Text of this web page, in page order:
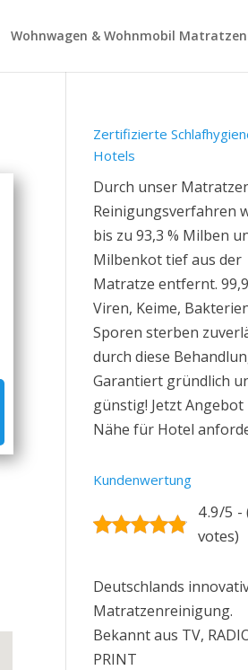
Wohnwagen & Wohnmobil
Zertifizierte
Hotels
Durch unser
Reinigungsverfahren
bis zu 93,3 % Milben
Milbenkot tief aus der
Matratze entfernt.
Viren, Keime,
Sporen sterben
durch diese
Garantiert gründlich
günstig! Jetzt
Nähe für Hotel
Kundenwertung
4.9/5 -
votes)
Deutschlands
Matratzenreinigung.
Bekannt aus TV,
PRINT